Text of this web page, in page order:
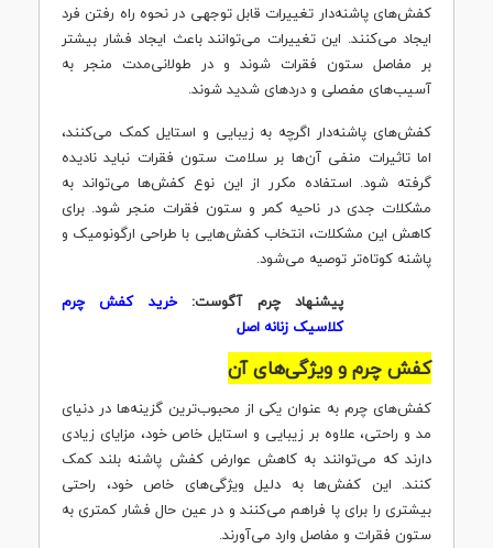
کفش‌های پاشنه‌دار تغییرات قابل توجهی در نحوه راه رفتن فرد
ایجاد می‌کنند. این تغییرات می‌توانند باعث ایجاد فشار بیشتر
بر مفاصل ستون فقرات شوند و در طولانی‌مدت منجر به
آسیب‌های مفصلی و دردهای شدید شوند.
کفش‌های پاشنه‌دار اگرچه به زیبایی و استایل کمک می‌کنند،
اما تاثیرات منفی آن‌ها بر سلامت ستون فقرات نباید نادیده
گرفته شود. استفاده مکرر از این نوع کفش‌ها می‌تواند به
مشکلات جدی در ناحیه کمر و ستون فقرات منجر شود. برای
کاهش این مشکلات، انتخاب کفش‌هایی با طراحی ارگونومیک و
پاشنه کوتاه‌تر توصیه می‌شود.
پیشنهاد چرم آگوست:خرید کفش چرم
کلاسیک زنانه اصل
کفش چرم و ویژگی‌های آن
کفش‌های چرم به عنوان یکی از محبوب‌ترین گزینه‌ها در دنیای
مد و راحتی، علاوه بر زیبایی و استایل خاص خود، مزایای زیادی
دارند که می‌توانند به کاهش عوارض کفش پاشنه بلند کمک
کنند. این کفش‌ها به دلیل ویژگی‌های خاص خود، راحتی
بیشتری را برای پا فراهم می‌کنند و در عین حال فشار کمتری به
ستون فقرات و مفاصل وارد می‌آورند.